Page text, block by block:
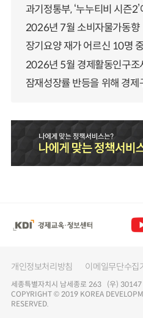
과기정통부, ‘누누티비 시즌
2026년 7월 소비자물가동향
2026년 5월 경제활동인구조
개인정보처리방침 이메일무단수집
세종특별자치시 남세종로 263 (우)
COPYRIGHT © 2019 KOREA
RESERVED.